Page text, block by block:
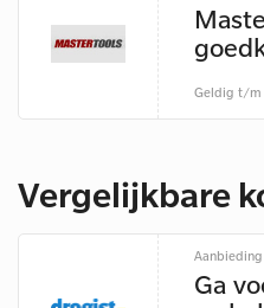
Geldig t/m
Vergelijkbare
Aanbieding
Ga